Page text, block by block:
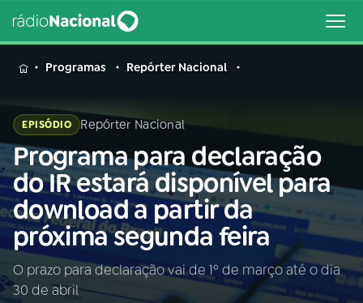
MENU
Buscar
na
Rádio
Nacional
Buscar
AO VIVO
01INÍCIO
Programas Repórter Nacional
EPISÓDIO Repórter Nacional
Programa para declaração
do IR estará disponível para
download a partir da
próxima segunda feira
O prazo para declaração vai de 1º de março até o dia
30 de abril